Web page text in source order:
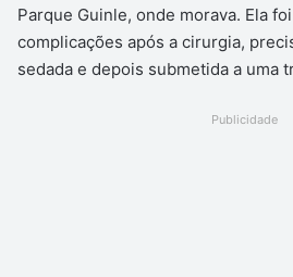
Parque Guinle, onde morava. Ela
complicações após a cirurgia,
sedada e depois submetida a uma
Publicidade